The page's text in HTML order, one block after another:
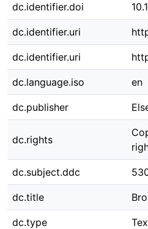
dc.identifier.doi
dc.identifier.uri
dc.identifier.uri
dc.language.iso en
dc.publisher
dc.rights
dc.subject.ddc
dc.title
dc.type